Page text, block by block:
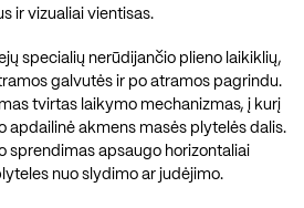
ir vizualiai vientisas.
specialių nerūdijančio plieno laikiklių,
galvutės ir po atramos pagrindu.
tvirtas laikymo mechanizmas, į kurį
apdailinė akmens masės plytelės dalis.
sprendimas apsaugo horizontaliai
nuo slydimo ar judėjimo.